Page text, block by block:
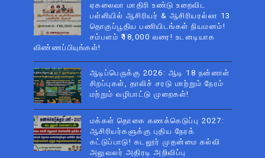
ஏகலைவா மாதிரி உண்டு உறைவிட
பள்ளியில் ஆசிரியர் & ஆசிரியரல்லா 13
தொகுப்பூதிய பணியிடங்கள் நியமனம்!
சம்பளம் ₹18,000 வரை! உடனடியாக
விண்ணப்பியுங்கள்!
ஆடிப்பெருக்கு 2026: ஆடி 18 நன்னாள்
சிறப்புகள், தாலிச் சரடு மாற்றும் நேரம்
மற்றும் வழிபாட்டு முறைகள்!
மக்கள் தொகை கணக்கெடுப்பு 2027:
ஆசிரியர்களுக்கு புதிய நேரக்
கட்டுப்பாடு! கடலூர் முதன்மை கல்வி
அலுவலர் அதிரடி அறிவிப்பு